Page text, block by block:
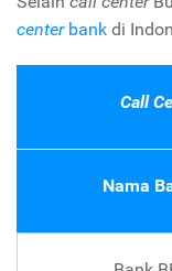
centerbank di
Call
Nama